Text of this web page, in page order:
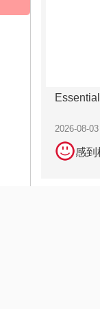
2026-08-
感到